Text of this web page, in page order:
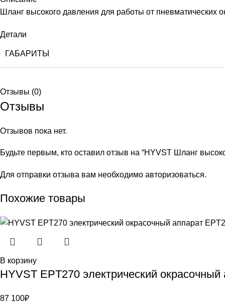
Шланг высокого давления для работы от пневматических
Детали
ГАБАРИТЫ
Отзывы (0)
Отзывы
Отзывов пока нет.
Будьте первым, кто оставил отзыв на “HYVST Шланг
Для отправки отзыва вам необходимо авторизоваться.
Похожие товары
В корзину
HYVST EPT270 электрический
87 100₽